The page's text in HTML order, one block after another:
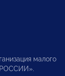
малого
РОССИИ».